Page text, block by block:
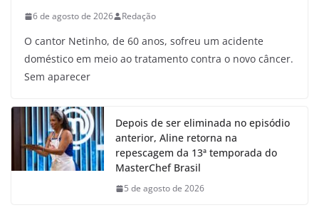
6 de agosto de 2026 Redação
O cantor Netinho, de 60 anos, sofreu um acidente
doméstico em meio ao tratamento contra o novo câncer.
Sem aparecer
Depois de ser eliminada no episódio
anterior, Aline retorna na
repescagem da 13ª temporada do
MasterChef Brasil
5 de agosto de 2026